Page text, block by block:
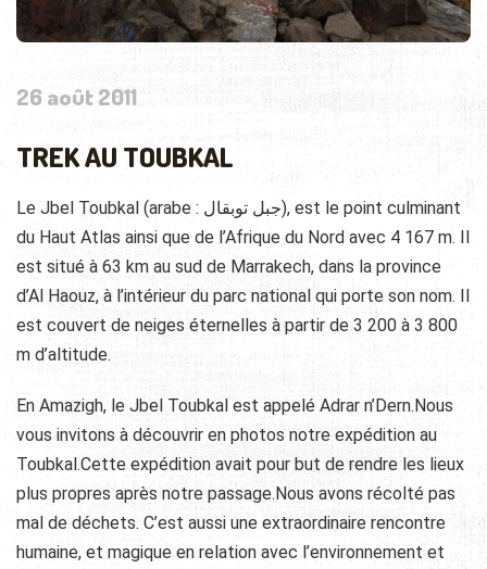
26 août 2011
TREK AU TOUBKAL
Le Jbel Toubkal (arabe : جبل توبقال), est le point culminant
du Haut Atlas ainsi que de l’Afrique du Nord avec 4 167 m. Il
est situé à 63 km au sud de Marrakech, dans la province
d’Al Haouz, à l’intérieur du parc national qui porte son nom. Il
est couvert de neiges éternelles à partir de 3 200 à 3 800
m d’altitude.
En Amazigh, le Jbel Toubkal est appelé Adrar n’Dern.Nous
vous invitons à découvrir en photos notre expédition au
Toubkal.Cette expédition avait pour but de rendre les lieux
plus propres après notre passage.Nous avons récolté pas
mal de déchets. C’est aussi une extraordinaire rencontre
humaine, et magique en relation avec l’environnement et